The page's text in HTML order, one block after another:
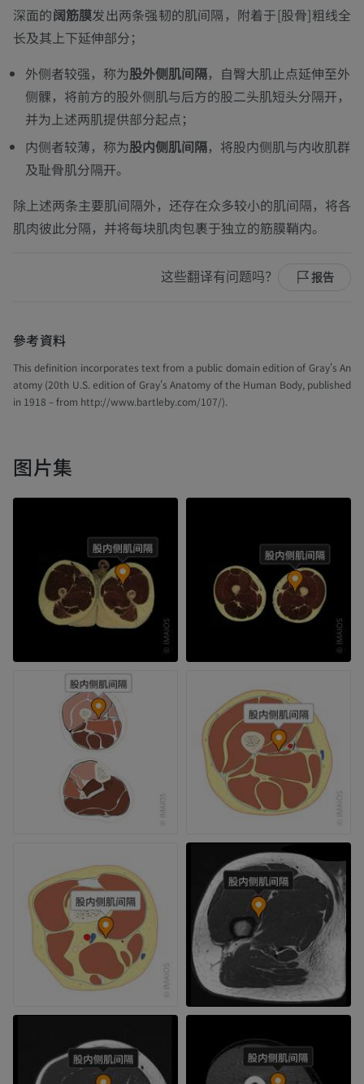
深面的阔筋膜发出两条强韧的肌间隔，附着于[股骨]粗线全
长及其上下延伸部分；
外侧者较强，称为股外侧肌间隔，自臀大肌止点延伸至外
侧髁，将前方的股外侧肌与后方的股二头肌短头分隔开，
并为上述两肌提供部分起点；
内侧者较薄，称为股内侧肌间隔，将股内侧肌与内收肌群
及耻骨肌分隔开。
除上述两条主要肌间隔外，还存在众多较小的肌间隔，将各
肌肉彼此分隔，并将每块肌肉包裹于独立的筋膜鞘内。
这些翻译有问题吗？ 报告
參考資料
This definition incorporates text from a public domain edition of Gray's An
atomy (20th U.S. edition of Gray's Anatomy of the Human Body, published
in 1918 – from http://www.bartleby.com/107/).
图片集